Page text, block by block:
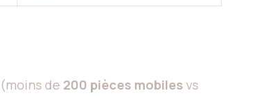
de 200 pièces mobiles vs